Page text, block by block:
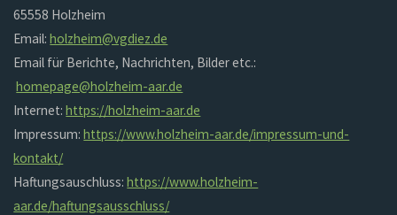
65558 Holzheim
Email:holzheim@vgdiez.de
Email für Berichte, Nachrichten, Bilder etc.:
homepage@holzheim-aar.de
Internet:https://holzheim-aar.de
Impressum:https://www.holzheim-aar.de/impressum-und-
kontakt/
Haftungsauschluss:https://www.holzheim-
aar.de/haftungsausschluss/